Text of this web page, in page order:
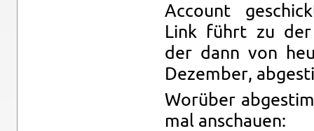
Ac­count
Link führt zu
der dann von
Dezem­ber,
Worüber
mal an­schauen: